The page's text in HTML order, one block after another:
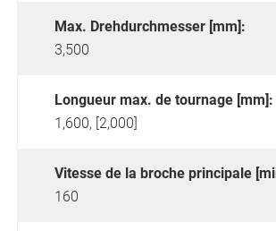
Max. Drehdurchmesser [mm]:
3,500
Longueur max. de tournage [mm]:
1,600, [2,000]
Vitesse de la broche principale
160